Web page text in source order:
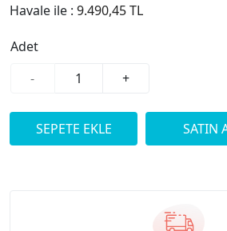
Havale ile : 9.490,45 TL
Adet
-
+